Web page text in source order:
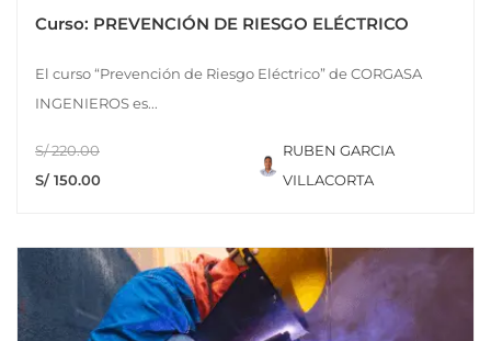
Curso: PREVENCIÓN DE RIESGO ELÉCTRICO
El curso “Prevención de Riesgo Eléctrico” de CORGASA
INGENIEROS es...
S/ 220.00
S/ 150.00
RUBEN GARCIA
VILLACORTA